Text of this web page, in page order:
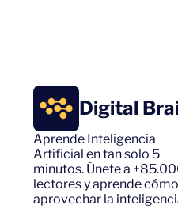
Digital
Aprende Inteligencia
Artificial en tan solo 5
minutos. Únete a
lectores y aprende cómo
aprovechar la